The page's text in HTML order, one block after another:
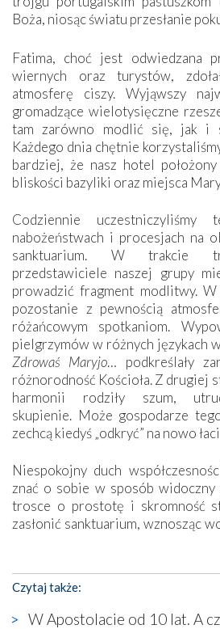
Boża, niosąc światu przesłanie
Fatima, choć jest odwiedzana
wiernych oraz turystów,
atmosferę ciszy. Wyjąwszy
gromadzące wielotysięczne
tam zarówno modlić się, jak i
Każdego dnia chętnie
bardziej, że nasz hotel
bliskości bazyliki oraz miejsca
Codziennie
nabożeństwach i procesjach na
sanktuarium. W trakcie
przedstawiciele naszej grupy
prowadzić fragment modlitwy.
pozostanie z pewnością
różańcowym spotkaniom.
pielgrzymów w różnych językach
Zdrowaś Maryjo… podkreślały
różnorodność Kościoła. Z drugiej
harmonii rodziły szum,
skupienie. Może gospodarze
zechcą kiedyś „odkryć” na nowo
Niespokojny duch
znać o sobie w sposób widoczny
trosce o prostotę i skromność
zasłonić sanktuarium, wznosząc
katolickiego kultu. Tylko co
autentyczną wiarą mogą mieć
kaplice, w których Tabernakulum
skrzynkę na narzędzia? Albo co
Czytaj także:
W Apostolacie od 10 lat. A